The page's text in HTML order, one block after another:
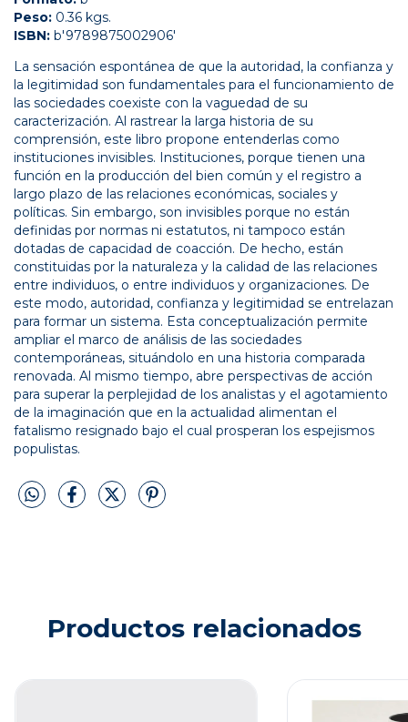
Peso: 0.36 kgs.
ISBN: b'9789875002906'
La sensación espontánea de que la autoridad, la confianza y
la legitimidad son fundamentales para el funcionamiento de
las sociedades coexiste con la vaguedad de su
caracterización. Al rastrear la larga historia de su
comprensión, este libro propone entenderlas como
instituciones invisibles. Instituciones, porque tienen una
función en la producción del bien común y el registro a
largo plazo de las relaciones económicas, sociales y
políticas. Sin embargo, son invisibles porque no están
definidas por normas ni estatutos, ni tampoco están
dotadas de capacidad de coacción. De hecho, están
constituidas por la naturaleza y la calidad de las relaciones
entre individuos, o entre individuos y organizaciones. De
este modo, autoridad, confianza y legitimidad se entrelazan
para formar un sistema. Esta conceptualización permite
ampliar el marco de análisis de las sociedades
contemporáneas, situándolo en una historia comparada
renovada. Al mismo tiempo, abre perspectivas de acción
para superar la perplejidad de los analistas y el agotamiento
de la imaginación que en la actualidad alimentan el
fatalismo resignado bajo el cual prosperan los espejismos
populistas.
Productos relacionados